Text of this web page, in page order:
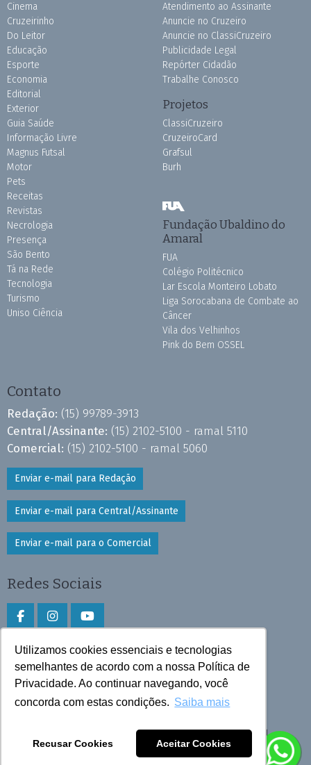
Utilizamos cookies essenciais e tecnologias
semelhantes de acordo com a nossa Política de
Privacidade. Ao continuar navegando, você
concorda com estas condições. Saiba mais
Recusar Cookies Aceitar Cookies
Cinema
Cruzeirinho
Do Leitor
Educação
Esporte
Economia
Editorial
Exterior
Guia Saúde
Informação Livre
Magnus Futsal
Motor
Pets
Receitas
Revistas
Necrologia
Presença
São Bento
Tá na Rede
Tecnologia
Turismo
Uniso Ciência
Atendimento ao Assinante
Anuncie no Cruzeiro
Anuncie no ClassiCruzeiro
Publicidade Legal
Repórter Cidadão
Trabalhe Conosco
Projetos
ClassiCruzeiro
CruzeiroCard
Grafsul
Burh
Fundação Ubaldino do
Amaral
FUA
Colégio Politécnico
Lar Escola Monteiro Lobato
Liga Sorocabana de Combate ao
Câncer
Vila dos Velhinhos
Pink do Bem OSSEL
Contato
Redação: (15) 99789-3913
Central/Assinante: (15) 2102-5100 - ramal 5110
Comercial: (15) 2102-5100 - ramal 5060
Enviar e-mail para Redação
Enviar e-mail para Central/Assinante
Enviar e-mail para o Comercial
Redes Sociais
Faça download do aplicativo
Play Store e App Store
Todos os direitos reservados © 2025 Cruzeiro do Sul